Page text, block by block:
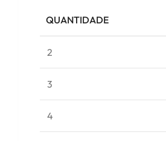
QUANTIDADE
2
3
4